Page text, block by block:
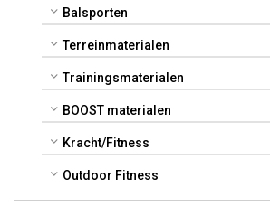
Balsporten
Terreinmaterialen
Trainingsmaterialen
BOOST materialen
Kracht/Fitness
Outdoor Fitness